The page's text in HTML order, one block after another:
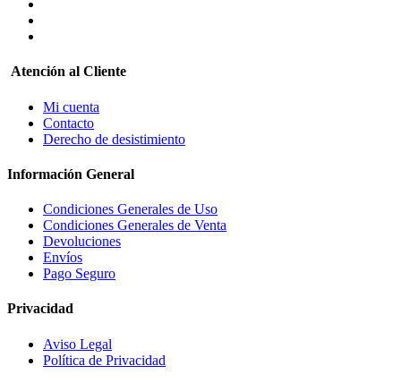
Atención al Cliente
Mi cuenta
Contacto
Derecho de desistimiento
Información General
Condiciones Generales de Uso
Condiciones Generales de Venta
Devoluciones
Envíos
Pago Seguro
Privacidad
Aviso Legal
Política de Privacidad